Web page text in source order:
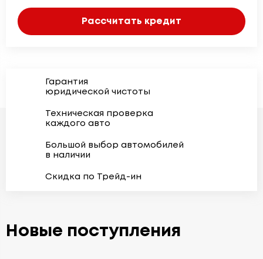
Рассчитать кредит
Гарантия
юридической чистоты
Техническая проверка
каждого авто
Большой выбор автомобилей
в наличии
Скидка по Трейд-ин
Новые поступления